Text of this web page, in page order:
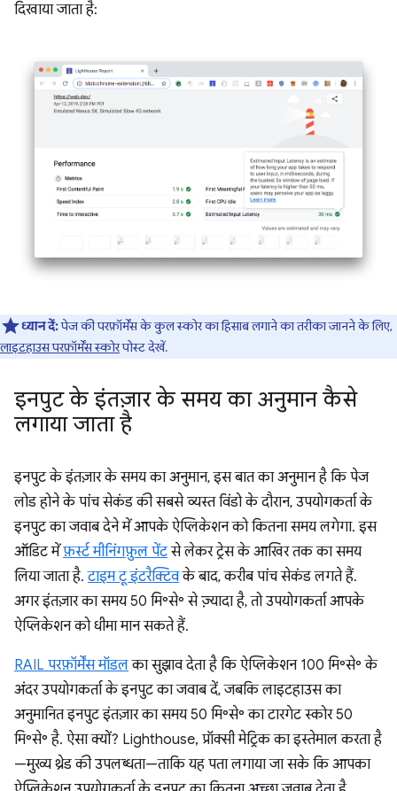
दिखाया जाता है:
ध्यान दें:पेज की परफ़ॉर्मेंस के कुल स्कोर का हिसाब लगाने का तरीका जानने के लिए,
लाइटहाउस परफ़ॉर्मेंस स्कोरपोस्ट देखें.
इनपुट के इंतज़ार के समय का अनुमान कैसे
लगाया जाता है
इनपुट के इंतज़ार के समय का अनुमान, इस बात का अनुमान है कि पेज
लोड होने के पांच सेकंड की सबसे व्यस्त विंडो के दौरान, उपयोगकर्ता के
इनपुट का जवाब देने में आपके ऐप्लिकेशन को कितना समय लगेगा. इस
ऑडिट मेंफ़र्स्ट मीनिंगफ़ुल पेंटसे लेकर ट्रेस के आखिर तक का समय
लिया जाता है.टाइम टू इंटरैक्टिवके बाद, करीब पांच सेकंड लगते हैं.
अगर इंतज़ार का समय 50 मि॰से॰ से ज़्यादा है, तो उपयोगकर्ता आपके
ऐप्लिकेशन को धीमा मान सकते हैं.
RAIL परफ़ॉर्मेंस मॉडलका सुझाव देता है कि ऐप्लिकेशन 100 मि॰से॰ के
अंदर उपयोगकर्ता के इनपुट का जवाब दें, जबकि लाइटहाउस का
अनुमानित इनपुट इंतज़ार का समय 50 मि॰से॰ का टारगेट स्कोर 50
मि॰से॰ है. ऐसा क्यों? Lighthouse, प्रॉक्सी मेट्रिक का इस्तेमाल करता है
—मुख्य थ्रेड की उपलब्धता—ताकि यह पता लगाया जा सके कि आपका